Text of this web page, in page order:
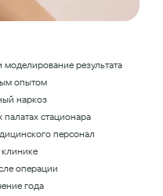
результата
опытом
наркоз
стационара
персонал
операции
года